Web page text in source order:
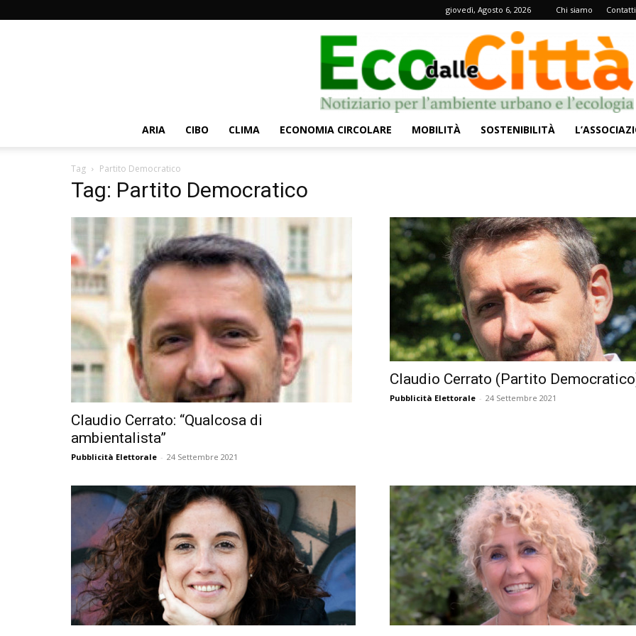
giovedì, Agosto 6, 2026 Chi siamo Contatti
dalle
Città
ARIA CIBO CLIMA ECONOMIA CIRCOLARE MOBILITÀ SOSTENIBILITÀ
Tag Partito Democratico
Tag: Partito Democratico
Claudio Cerrato: “Qualcosa di
ambientalista”
Pubblicità Elettorale - 24 Settembre 2021
Claudio Cerrato (Partito
Pubblicità Elettorale - 24 Settembre 2021